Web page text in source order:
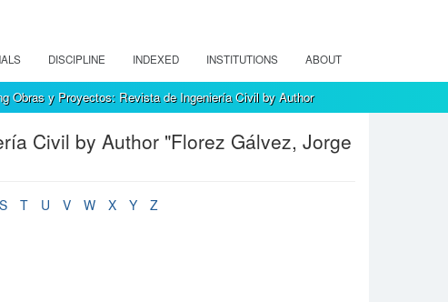
DISCIPLINE INDEXED INSTITUTIONS ABOUT
Obras y Proyectos: Revista de Ingeniería Civil by Author
Civil by Author "Florez Gálvez, Jorge
S T U V W X Y
Z